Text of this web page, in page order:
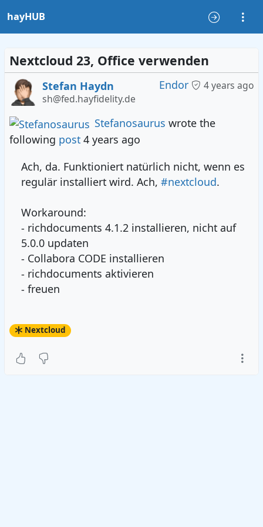
hayHUB
Nextcloud 23, Office verwenden
Endor 4 years ago
Stefan Haydn
sh@fed.hayfidelity.de
Stefanosaurus wrote the
following post4 years ago
Ach, da. Funktioniert natürlich nicht, wenn es
regulär installiert wird. Ach,#nextcloud.
Workaround:
- richdocuments 4.1.2 installieren, nicht auf
5.0.0 updaten
- Collabora CODE installieren
- richdocuments aktivieren
- freuen
Nextcloud